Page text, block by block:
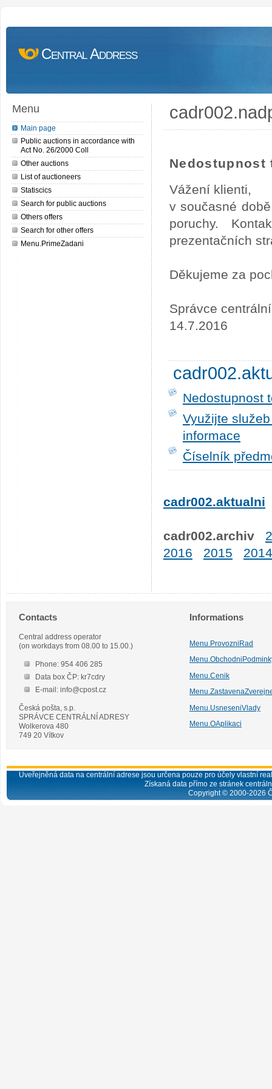
Central Address
Menu
Main page
Public auctions in accordance with
Act No. 26/2000 Coll
Other auctions
List of auctioneers
Statiscics
Search for public auctions
Others offers
Search for other offers
Menu.PrimeZadani
Nedostupnost
Vážení klienti,
v současné
poruchy.
prezentačních
Děkujeme za
Správce
14.7.2016
Nedostupnost
Využijte
informace
Číselník
cadr002.aktualni
cadr002.archiv
2016
2015 2014
Contacts
Central address operator
(on workdays from 08.00 to 15.00.)
Phone: 954 406 285
Data box ČP: kr7cdry
E-mail: info@cpost.cz
Česká pošta, s.p.
SPRÁVCE CENTRÁLNÍ ADRESY
Wolkerova 480
749 20 Vítkov
Informations
Menu.ProvozniRad
Menu.Cenik
Menu.UsneseniVlady
Menu.OAplikaci
Uveřejněná data na centrální adrese jsou určena pouze pro účely vlastní
Získaná data přímo ze stránek
Copyright © 2000-2026